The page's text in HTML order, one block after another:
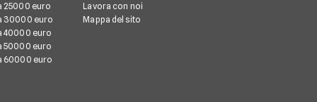
25000 euro
30000 euro
40000 euro
50000 euro
60000 euro
Lavora con noi
Mappa del sito